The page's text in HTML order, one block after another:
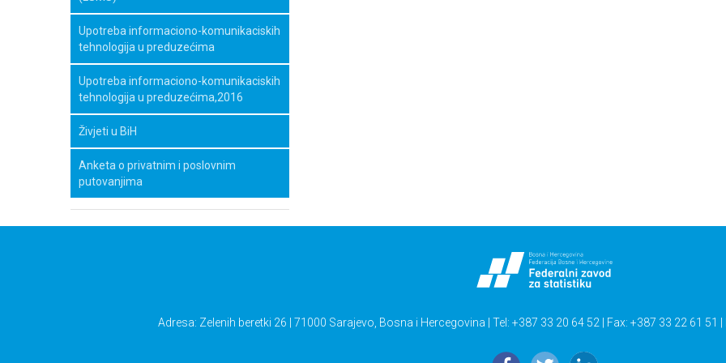
Upotreba informaciono-komunikaciskih
tehnologija u preduzećima
Upotreba informaciono-komunikaciskih
tehnologija u preduzećima,2016
Živjeti u BiH
Anketa o privatnim i poslovnim
putovanjima
Adresa: Zelenih beretki 26 | 71000 Sarajevo, Bosna i Hercegovina | Tel: +387 33 20 64 52 | Fax: +387 33 22 61 51 |